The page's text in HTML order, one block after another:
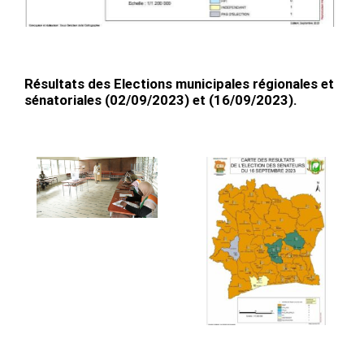
Résultats des Elections municipales régionales et
sénatoriales (02/09/2023) et (16/09/2023).